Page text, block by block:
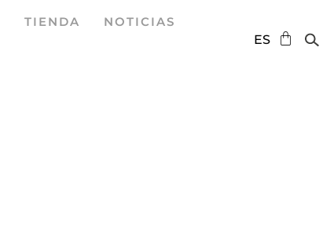
TIENDA NOTICIAS
ES
EN